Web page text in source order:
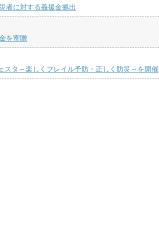
者に対する義援金拠出
を寄贈
スタ～楽しくフレイル予防・正しく防災～を開催